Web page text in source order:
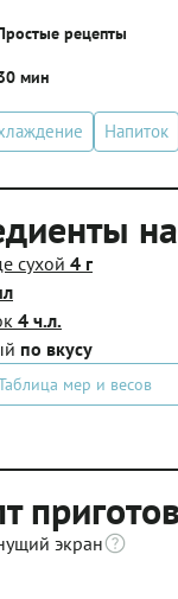
рецепты
мин
Напиток
сухой 4 г
4 ч.л.
по вкусу
мер и весов
экран